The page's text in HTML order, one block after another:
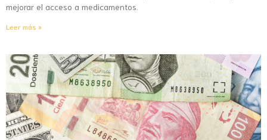
mejorar el acceso a medicamentos.
Leer más »